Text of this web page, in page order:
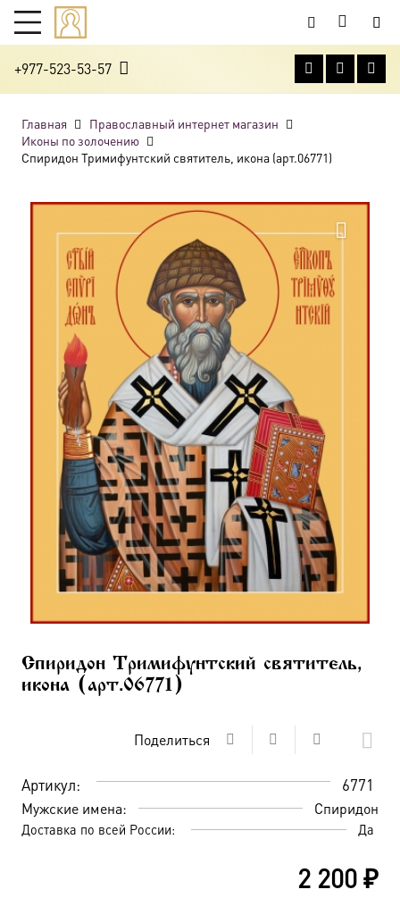
+977-523-53-57
Главная
Православный интернет магазин
Иконы по золочению
Спиридон Тримифунтский святитель, икона (арт.06771)
Спиридон Тримифунтский святитель,
икона (арт.06771)
Поделиться
Артикул: 6771
Мужские имена: Спиридон
Доставка по всей России: Да
2 200₽